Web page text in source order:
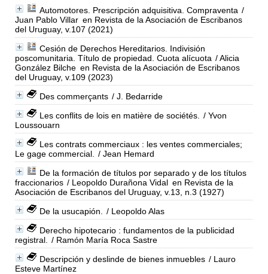
Automotores. Prescripción adquisitiva. Compraventa /
Juan Pablo Villar en Revista de la Asociación de Escribanos
del Uruguay, v.107 (2021)
Cesión de Derechos Hereditarios. Indivisión
poscomunitaria. Título de propiedad. Cuota alícuota / Alicia
González Bilche en Revista de la Asociación de Escribanos
del Uruguay, v.109 (2023)
Des commerçants / J. Bedarride
Les conflits de lois en matière de sociétés.
/ Yvon
Loussouarn
Les contrats commerciaux : les ventes commerciales;
Le gage commercial.
/ Jean Hemard
De la formación de títulos por separado y de los títulos
fraccionarios / Leopoldo Durañona Vidal en Revista de la
Asociación de Escribanos del Uruguay, v.13, n.3 (1927)
De la usucapión.
/ Leopoldo Alas
Derecho hipotecario : fundamentos de la publicidad
registral.
/ Ramón María Roca Sastre
Descripción y deslinde de bienes inmuebles / Lauro
Esteve Martínez